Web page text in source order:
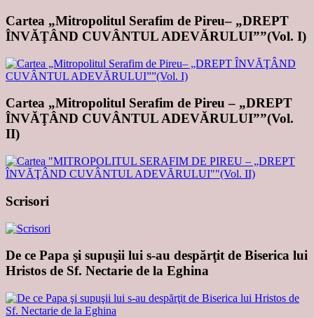
Cartea „Mitropolitul Serafim de Pireu– „DREPT
ÎNVĂŢÂND CUVÂNTUL ADEVĂRULUI””(Vol. I)
Cartea „Mitropolitul Serafim de Pireu – „DREPT
ÎNVĂŢÂND CUVÂNTUL ADEVĂRULUI””(Vol.
II)
Scrisori
De ce Papa şi supuşii lui s-au despărţit de Biserica lui
Hristos de Sf. Nectarie de la Eghina